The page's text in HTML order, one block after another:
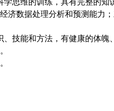
思维的训练，具有完整的
济数据处理分析和预测能力
技能和方法，有健康的体魄